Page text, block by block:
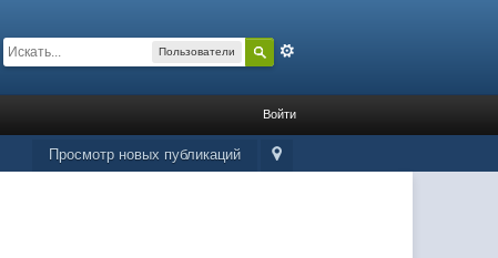
Пользователи
Войти
Просмотр новых публикаций